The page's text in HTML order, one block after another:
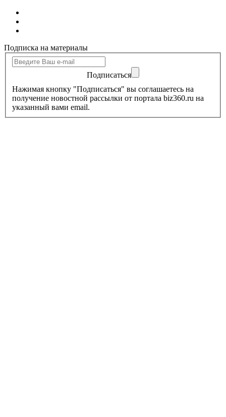
Подписка на материалы
Подписаться
Нажимая кнопку "Подписаться" вы соглашаетесь на
получение новостной рассылки от портала biz360.ru на
указанный вами email.